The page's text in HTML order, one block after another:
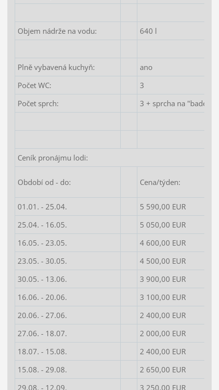
Objem nádrže na vodu: 640 l
Plně vybavená kuchyň:
ano
Počet WC:
3
Počet sprch:
3 + sprcha na "bade"
Ceník pronájmu lodi:
Období od - do: Cena/týden:
01.01. - 25.04.
5 590,00 EUR
25.04. - 16.05.
5 050,00 EUR
16.05. - 23.05.
4 600,00 EUR
23.05. - 30.05.
4 500,00 EUR
30.05. - 13.06.
3 900,00 EUR
16.06. - 20.06.
3 100,00 EUR
20.06. - 27.06.
2 400,00 EUR
27.06. - 18.07.
2 000,00 EUR
18.07. - 15.08.
2 400,00 EUR
15.08. - 29.08.
2 650,00 EUR
29.08. - 12.09.
3 250,00 EUR